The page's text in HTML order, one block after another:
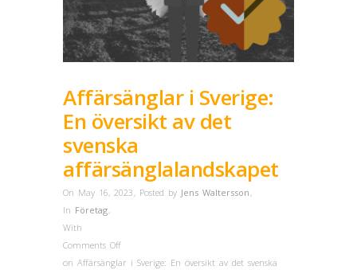
Affärsänglar i Sverige:
En översikt av det
svenska
affärsänglalandskapet
On May 16, 2023 , Posted by Jens Waltersson ,
In Företag,
With
Comments Off
on Affärsänglar i Sverige: En översikt av det svenska